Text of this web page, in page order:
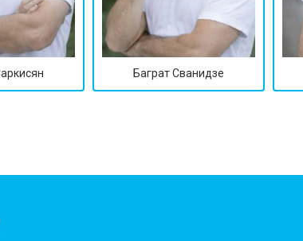
от 50 мин
Баграт Сванидзе